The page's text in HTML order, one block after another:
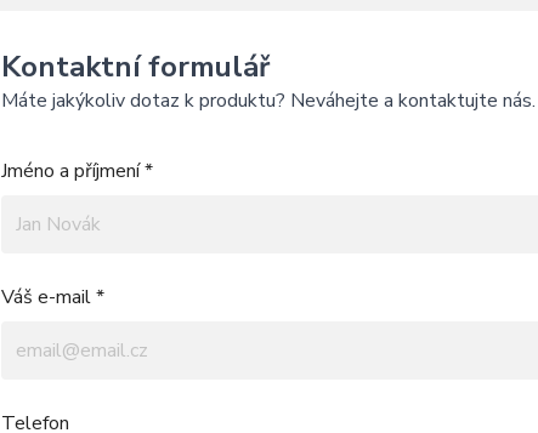
Kontaktní formulář
Máte jakýkoliv dotaz k produktu? Neváhejte a kontaktujte nás.
Jméno a příjmení *
Váš e-mail *
Telefon